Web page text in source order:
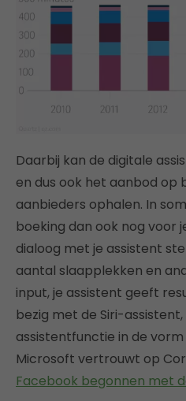
Daarbij kan de digitale
en dus ook het aanbod op
aanbieders ophalen. In
boeking dan ook nog voor
dialoog met je assistent
aantal slaapplekken en
input, je assistent geeft
bezig met de Siri-
assistentfunctie in de vorm
Microsoft vertrouwt op
Facebook begonnen met